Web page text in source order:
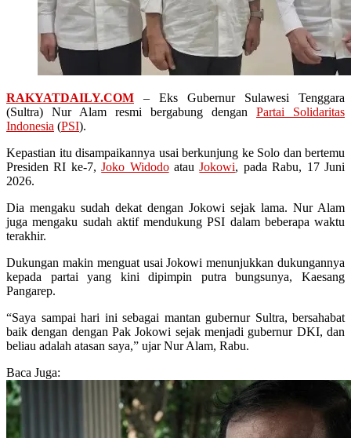
RAKYATDAILY.COM – Eks Gubernur Sulawesi Tenggara
(Sultra) Nur Alam resmi bergabung dengan Partai Solidaritas
Indonesia (PSI).
Kepastian itu disampaikannya usai berkunjung ke Solo dan bertemu
Presiden RI ke-7,Joko WidodoatauJokowi, pada Rabu, 17 Juni
2026.
Dia mengaku sudah dekat dengan Jokowi sejak lama. Nur Alam
juga mengaku sudah aktif mendukung PSI dalam beberapa waktu
terakhir.
Dukungan makin menguat usai Jokowi menunjukkan dukungannya
kepada partai yang kini dipimpin putra bungsunya, Kaesang
Pangarep.
“Saya sampai hari ini sebagai mantan gubernur Sultra, bersahabat
baik dengan dengan Pak Jokowi sejak menjadi gubernur DKI, dan
beliau adalah atasan saya,” ujar Nur Alam, Rabu.
Baca Juga: